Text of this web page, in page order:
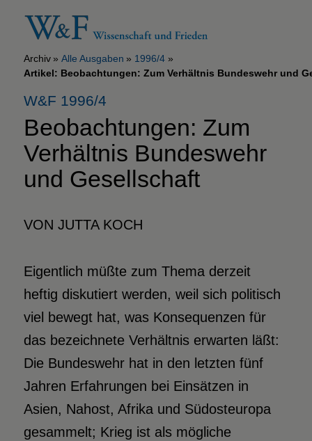
Archiv Alle Ausgaben
1996/4
Artikel: Beobachtungen: Zum Verhältnis Bundeswehr und
W&F 1996/4
Beobachtungen: Zum
Verhältnis Bundeswehr
und Gesellschaft
VON JUTTA KOCH
Eigentlich müßte zum Thema derzeit
heftig diskutiert werden, weil sich politisch
viel bewegt hat, was Konsequenzen für
das bezeichnete Verhältnis erwarten läßt:
Die Bundeswehr hat in den letzten fünf
Jahren Erfahrungen bei Einsätzen in
Asien, Nahost, Afrika und Südosteuropa
gesammelt; Krieg ist als mögliche